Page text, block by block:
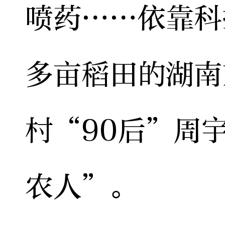
喷药……依靠科
多亩稻田的湖
村“90后”周
农人”。